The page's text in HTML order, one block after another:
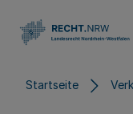
Startseite